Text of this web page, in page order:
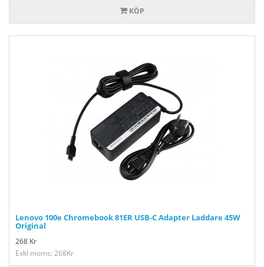
KÖP
Lenovo 100e Chromebook 81ER USB-C Adapter Laddare 45W
Original
268 Kr
Exkl moms: 268Kr